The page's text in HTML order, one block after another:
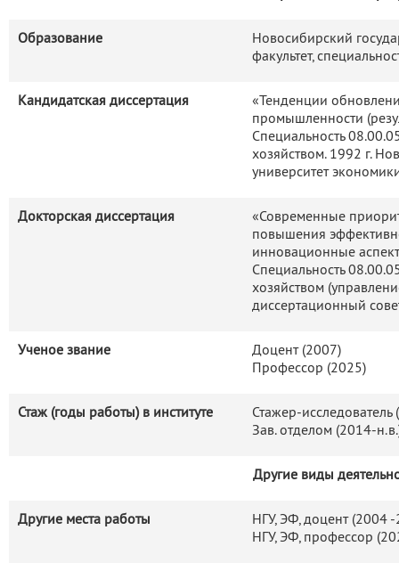
Образование
Новосибирский
факультет,
Кандидатская диссертация
«Тенденции
промышленности
Специальность
хозяйством. 1992 г.
университет
Докторская диссертация
«Современные
повышения
инновационные
Специальность
хозяйством
диссертационный
Ученое звание
Доцент (2007)
Профессор (2025)
Стаж (годы работы) в институте
Стажер-исследователь
Зав. отделом (2014-
Другие виды
Другие места работы
НГУ, ЭФ, доцент (2004
НГУ, ЭФ, профессор